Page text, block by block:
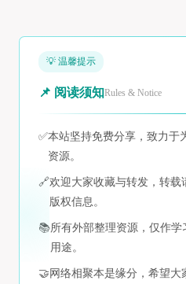
💡 温馨提示
📌 阅读须知Rules & Notice
✅本站坚持免费分享，致力于
资源。
🔗欢迎大家收藏与转发，转载
版权信息。
📚所有外部整理资源，仅作
用途。
🤝 网络相聚本是缘分，希望大